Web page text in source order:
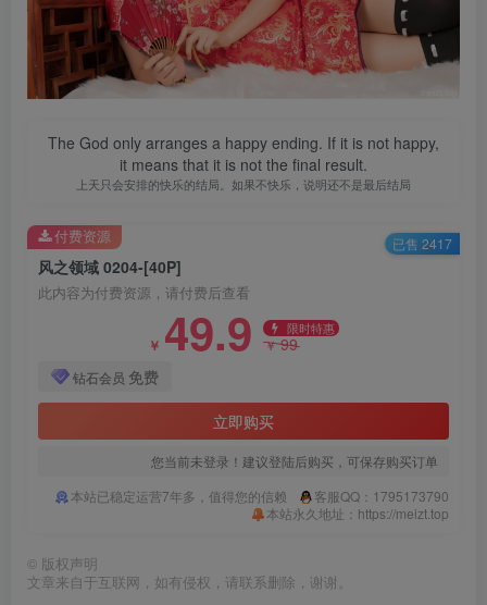
The God only arranges a happy ending. If it is not happy,
it means that it is not the final result.
上天只会安排的快乐的结局。如果不快乐，说明还不是最后结局
风之领域 0204-[40P]
此内容为付费资源，请付费后查看
￥ 49.9 限时特惠
￥99
钻石会员 免费
立即购买
您当前未登录！建议登陆后购买，可保存购买订单
本站已稳定运营7年多，值得您的信赖
客服QQ：1795173790
本站永久地址：https://meizt.top
付费资源 已售 2417
© 版权声明
文章来自于互联网，如有侵权，请联系删除，谢谢。